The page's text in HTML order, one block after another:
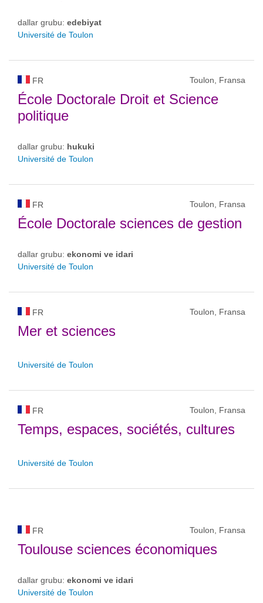
dallar grubu: edebiyat
Université de Toulon
FR Toulon, Fransa
École Doctorale Droit et Science
politique
dallar grubu: hukuki
Université de Toulon
FR Toulon, Fransa
École Doctorale sciences de gestion
dallar grubu: ekonomi ve idari
Université de Toulon
FR Toulon, Fransa
Mer et sciences
Université de Toulon
FR Toulon, Fransa
Temps, espaces, sociétés, cultures
Université de Toulon
FR Toulon, Fransa
Toulouse sciences économiques
dallar grubu: ekonomi ve idari
Université de Toulon